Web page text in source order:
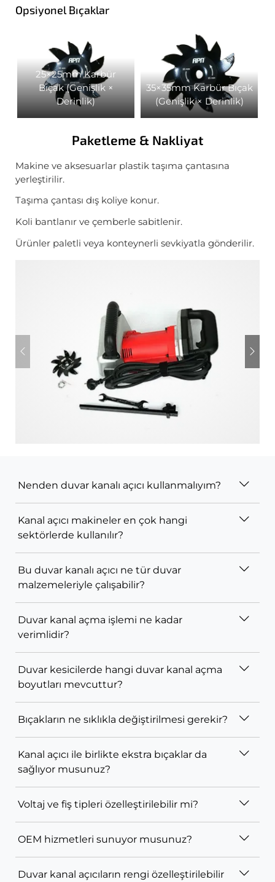
Opsiyonel Bıçaklar
25×25mm Karbür
Bıçak (Genişlik ×
Derinlik)
35×35mm Karbür Bıçak
(Genişlik × Derinlik)
Paketleme & Nakliyat
Makine ve aksesuarlar plastik taşıma çantasına
yerleştirilir.
Taşıma çantası dış koliye konur.
Koli bantlanır ve çemberle sabitlenir.
Ürünler paletli veya konteynerli sevkiyatla gönderilir.
Nenden duvar kanalı açıcı kullanmalıyım?
Kanal açıcı makineler en çok hangi
sektörlerde kullanılır?
Bu duvar kanalı açıcı ne tür duvar
malzemeleriyle çalışabilir?
Duvar kanal açma işlemi ne kadar
verimlidir?
Duvar kesicilerde hangi duvar kanal açma
boyutları mevcuttur?
Bıçakların ne sıklıkla değiştirilmesi gerekir?
Kanal açıcı ile birlikte ekstra bıçaklar da
sağlıyor musunuz?
Voltaj ve fiş tipleri özelleştirilebilir mi?
OEM hizmetleri sunuyor musunuz?
Duvar kanal açıcıların rengi özelleştirilebilir